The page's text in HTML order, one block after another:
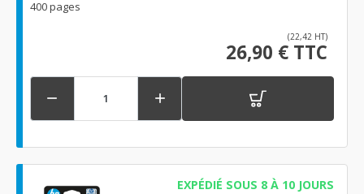
400 pages
(22,42 HT)
26,90 € TTC
 
EXPÉDIÉ SOUS 8 À 10 JOURS